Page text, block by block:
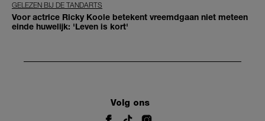
GELEZEN BIJ DE TANDARTS
Voor actrice Ricky Koole betekent vreemdgaan niet meteen
einde huwelijk: 'Leven is kort'
Volg ons